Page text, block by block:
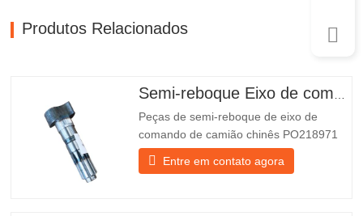
Produtos Relacionados
Semi-reboque Eixo de comando
Peças de semi-reboque de eixo de
comando de camião chinês PO218971
mais vendidas para venda
Especificações Produto Peças de
Entre em contato agora